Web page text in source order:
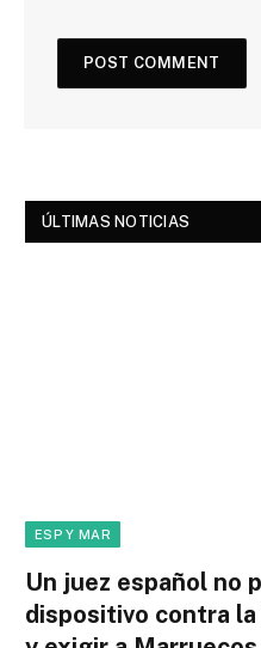
ÚLTIMAS NOTICIAS
ESP Y MAR
Un juez español no
dispositivo contra